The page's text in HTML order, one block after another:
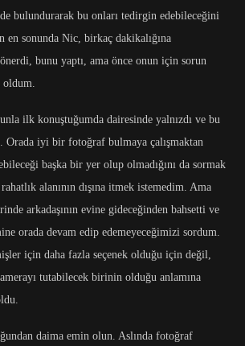
bulundurarak bu onları tedirgin edebileceğini
en sonunda Nic, birkaç dakikalığına
bunu yaptı, ama önce onun için sorun
oldum.
ilk konuştuğumda dairesinde yalnızdı ve bu
Orada iyi bir fotoğraf bulmaya çalışmaktan
başka bir yer olup olmadığını da sormak
alanının dışına itmek istemedim. Ama
arkadaşının evine gideceğinden bahsetti ve
orada devam edip edemeyeceğimizi sordum.
için daha fazla seçenek olduğu için değil,
tutabilecek birinin olduğu anlamına
daima emin olun. Aslında fotoğraf